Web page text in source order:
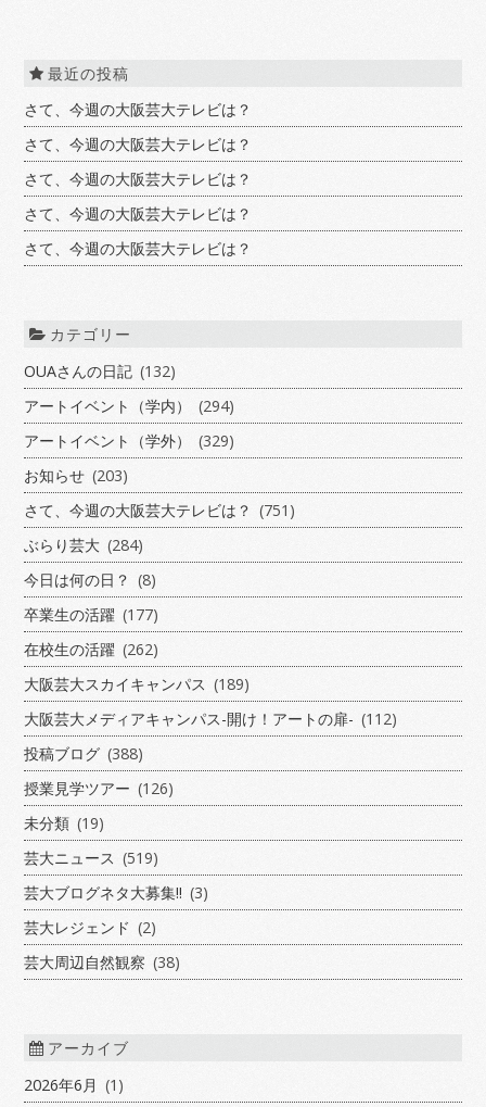
最近の投稿
さて、今週の大阪芸大テレビは？
さて、今週の大阪芸大テレビは？
さて、今週の大阪芸大テレビは？
さて、今週の大阪芸大テレビは？
さて、今週の大阪芸大テレビは？
カテゴリー
OUAさんの日記 (132)
アートイベント（学内）
(294)
アートイベント（学外）
(329)
お知らせ (203)
さて、今週の大阪芸大テレビは？ (751)
ぶらり芸大 (284)
今日は何の日？ (8)
卒業生の活躍 (177)
在校生の活躍 (262)
大阪芸大スカイキャンパス (189)
大阪芸大メディアキャンパス-開け！アートの扉- (112)
投稿ブログ (388)
授業見学ツアー (126)
未分類 (19)
芸大ニュース (519)
芸大ブログネタ大募集!! (3)
芸大レジェンド (2)
芸大周辺自然観察 (38)
アーカイブ
2026年6月 (1)